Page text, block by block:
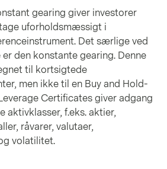
gearing giver investorer
uforholdsmæssigt i
Det særlige ved
den konstante gearing. Denne
til kortsigtede
men ikke til en Buy and Hold-
Certificates giver adgang
aktivklasser, f.eks. aktier,
råvarer, valutaer,
volatilitet.